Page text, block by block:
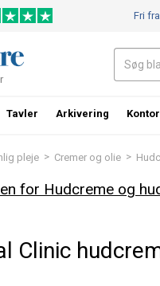
pleje > Cremer og olie >
for Hudcreme og
Clinic
Fri
Tavler Arkivering